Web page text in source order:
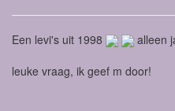
Een levi's uit 1998 alleen
leuke vraag, ik geef m door!